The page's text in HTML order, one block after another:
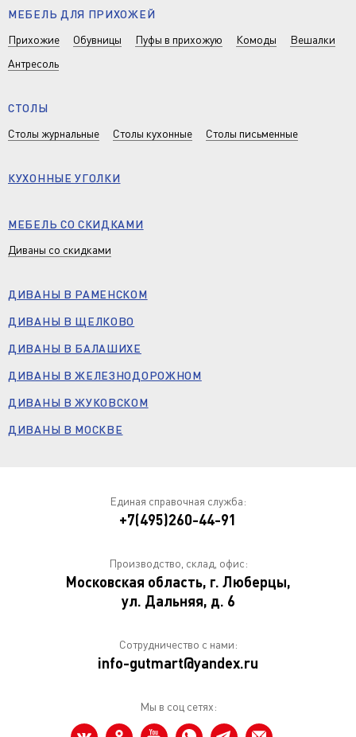
МЕБЕЛЬ ДЛЯ ПРИХОЖЕЙ
Прихожие
Обувницы Пуфы в прихожую Комоды
Вешалки
Антресоль
СТОЛЫ
Столы журнальные
Столы кухонные Столы письменные
КУХОННЫЕ УГОЛКИ
МЕБЕЛЬ СО СКИДКАМИ
Диваны со скидками
ДИВАНЫ В РАМЕНСКОМ
ДИВАНЫ В ЩЕЛКОВО
ДИВАНЫ В БАЛАШИХЕ
ДИВАНЫ В ЖЕЛЕЗНОДОРОЖНОМ
ДИВАНЫ В ЖУКОВСКОМ
ДИВАНЫ В МОСКВЕ
Единая справочная служба:
+7(495)260-44-91
Производство, склад, офис:
Московская область, г. Люберцы,
ул. Дальняя, д. 6
Сотрудничество с нами:
info-gutmart@yandex.ru
Мы в соц сетях: